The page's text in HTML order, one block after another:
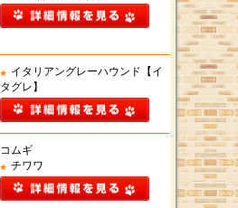
イタリアングレーハウンド【イ
タグレ】
コムギ
チワワ